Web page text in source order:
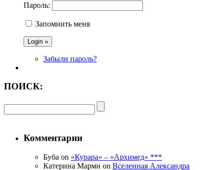
Пароль:
Запомнить меня
Забыли пароль?
ПОИСК:
Комментарии
Буба on «Курара» – «Архимед» ***
Катерина Марми on Вселенная Александра